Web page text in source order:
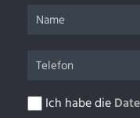
Ich habe die